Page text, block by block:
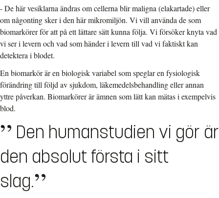
- De här vesiklarna ändras om cellerna blir maligna (elakartade) eller
om någonting sker i den här mikromiljön. Vi vill använda de som
biomarkörer för att på ett lättare sätt kunna följa. Vi försöker knyta vad
vi ser i levern och vad som händer i levern till vad vi faktiskt kan
detektera i blodet.
En biomarkör är en biologisk variabel som speglar en fysiologisk
förändring till följd av sjukdom, läkemedelsbehandling eller annan
yttre påverkan. Biomarkörer är ämnen som lätt kan mätas i exempelvis
blod.
Den humanstudien vi gör är
den absolut första i sitt
slag.